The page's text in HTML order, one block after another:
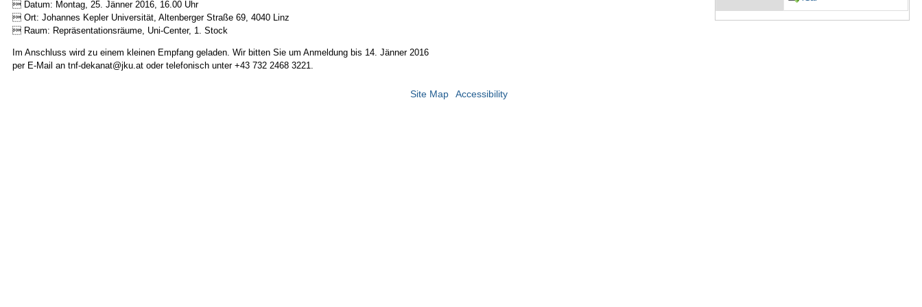
 Datum: Montag, 25. Jänner 2016, 16.00 Uhr
 Ort: Johannes Kepler Universität, Altenberger Straße 69, 4040 Linz
 Raum: Repräsentationsräume, Uni-Center, 1. Stock
Im Anschluss wird zu einem kleinen Empfang geladen. Wir bitten Sie um Anmeldung bis 14. Jänner 2016
per E-Mail an tnf-dekanat@jku.at oder telefonisch unter +43 732 2468 3221.
Site Map Accessibility